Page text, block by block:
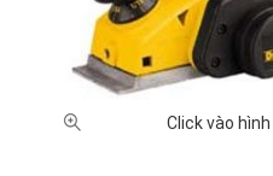
Nhật
Bản (8)
Trung
Quốc
(21)
(1)
GIÁ BÁN
Click vào